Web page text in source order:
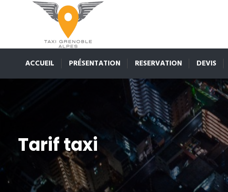
ACCUEIL PRÉSENTATION RESERVATION DEVIS
Tarif taxi